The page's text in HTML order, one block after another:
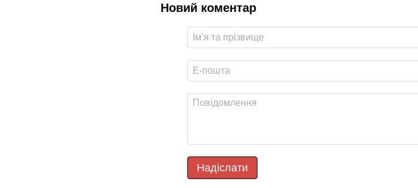
Новий коментар
Надіслати